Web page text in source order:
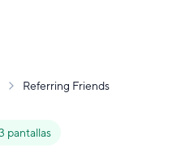
Referring Friends
pantallas